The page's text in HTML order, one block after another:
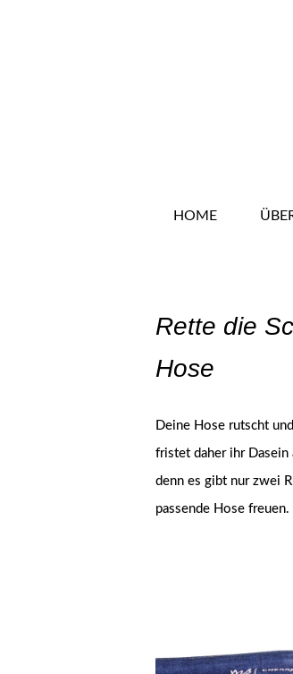
HOME
Rette die
Hose
Deine Hose rutscht
fristet daher ihr Dasein
denn es gibt nur zwei
passende Hose freuen.